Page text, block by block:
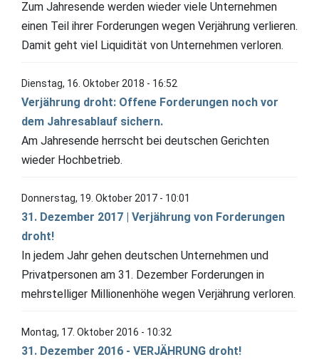
Zum Jahresende werden wieder viele Unternehmen
einen Teil ihrer Forderungen wegen Verjährung verlieren.
Damit geht viel Liquidität von Unternehmen verloren.
Dienstag, 16. Oktober 2018 - 16:52
Verjährung droht: Offene Forderungen noch vor
dem Jahresablauf sichern.
Am Jahresende herrscht bei deutschen Gerichten
wieder Hochbetrieb.
Donnerstag, 19. Oktober 2017 - 10:01
31. Dezember 2017 | Verjährung von Forderungen
droht!
In jedem Jahr gehen deutschen Unternehmen und
Privatpersonen am 31. Dezember Forderungen in
mehrstelliger Millionenhöhe wegen Verjährung verloren.
Montag, 17. Oktober 2016 - 10:32
31. Dezember 2016 - VERJÄHRUNG droht!